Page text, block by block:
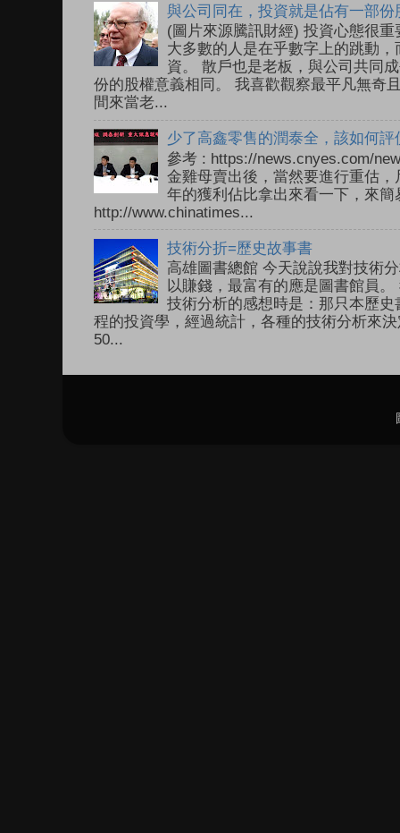
與公司同在，投資就是佔有一部
(圖片來源騰訊財經) 投資心態很
大多數的人是在乎數字上的跳動
資。 散戶也是老板，與公司共同
份的股權意義相同。 我喜歡觀察最平凡無奇
間來當老...
少了高鑫零售的潤泰全，該如何評
參考 : https://news.cnyes.com/
金雞母賣出後，當然要進行重估
年的獲利佔比拿出來看一下，來
http://www.chinatimes...
技術分折=歷史故事書
高雄圖書總館 今天說說我對技術
以賺錢，最富有的應是圖書館員
技術分析的感想時是：那只本歷
程的投資學，經過統計，各種的技術分析來
50...